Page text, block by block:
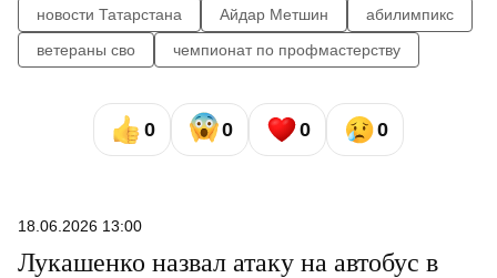
новости Татарстана
Айдар Метшин
абилимпикс
ветераны сво
чемпионат по профмастерству
0 0 0 0
18.06.2026 13:00
Лукашенко назвал атаку на автобус в